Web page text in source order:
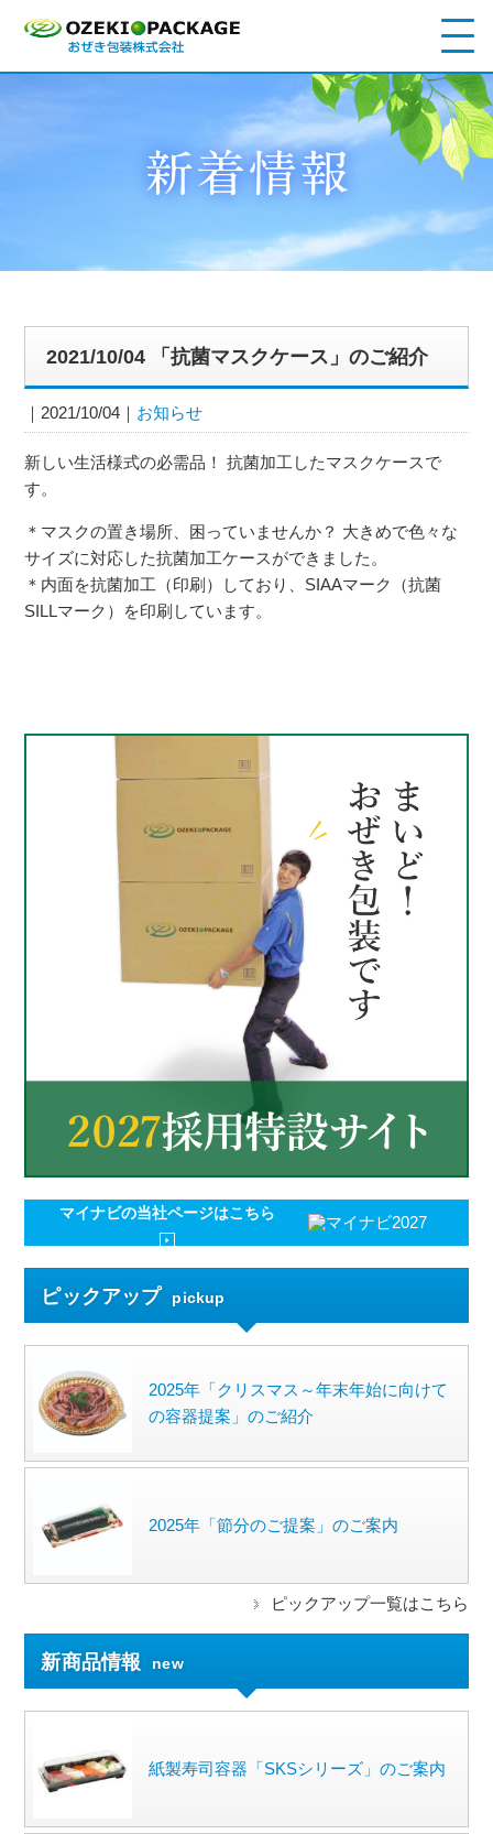
2021/10/04 「抗菌マスクケース」のご紹介
2021/10/04 お知らせ
新しい生活様式の必需品！ 抗菌加工したマスクケースで
す。
＊マスクの置き場所、困っていませんか？ 大きめで色々な
サイズに対応した抗菌加工ケースができました。
＊内面を抗菌加工（印刷）しており、SIAAマーク（抗菌
SILLマーク）を印刷しています。
マイナビの当社ページはこちら
ピックアップ pickup
2025年「クリスマス～年末年始に向けて
の容器提案」のご紹介
2025年「節分のご提案」のご案内
ピックアップ一覧はこちら
新商品情報 new
紙製寿司容器「SKSシリーズ」のご案内